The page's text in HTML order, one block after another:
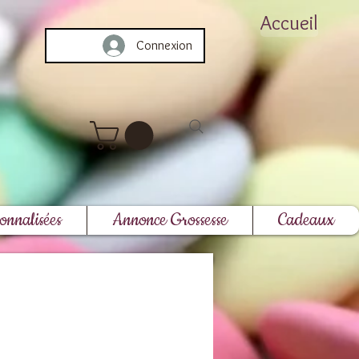
Connexion
Accueil
Annonce Grossesse Cadeaux